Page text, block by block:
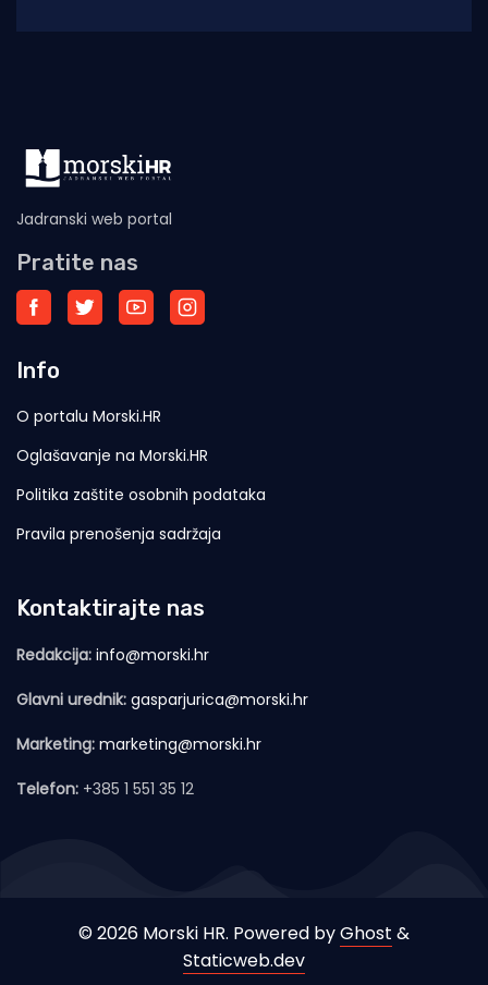
Jadranski web portal
Pratite nas
Info
O portalu Morski.HR
Oglašavanje na Morski.HR
Politika zaštite osobnih podataka
Pravila prenošenja sadržaja
Kontaktirajte nas
Redakcija: info@morski.hr
Glavni urednik: gasparjurica@morski.hr
Marketing: marketing@morski.hr
Telefon: +385 1 551 35 12
© 2026 Morski HR. Powered byGhost &
Staticweb.dev